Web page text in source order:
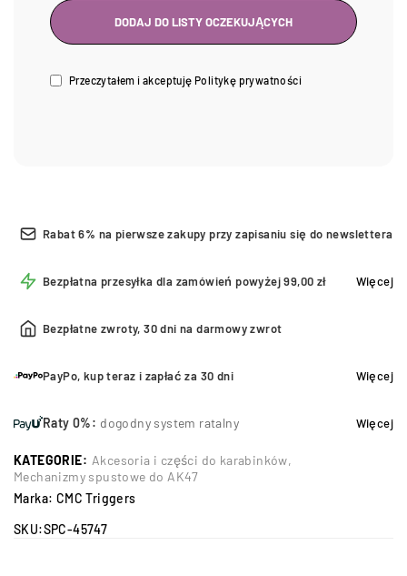
Przeczytałem i akceptuję Politykę prywatności
Rabat 6% na pierwsze zakupy przy zapisaniu się do newslettera
Bezpłatna przesyłka dla zamówień powyżej 99,00 zł Więcej
Bezpłatne zwroty, 30 dni na darmowy zwrot
PayPo, kup teraz i zapłać za 30 dni Więcej
Raty 0%: dogodny system ratalny Więcej
KATEGORIE: Akcesoria i części do karabinków,
Mechanizmy spustowe do AK47
Marka: CMC Triggers
SKU:SPC-45747